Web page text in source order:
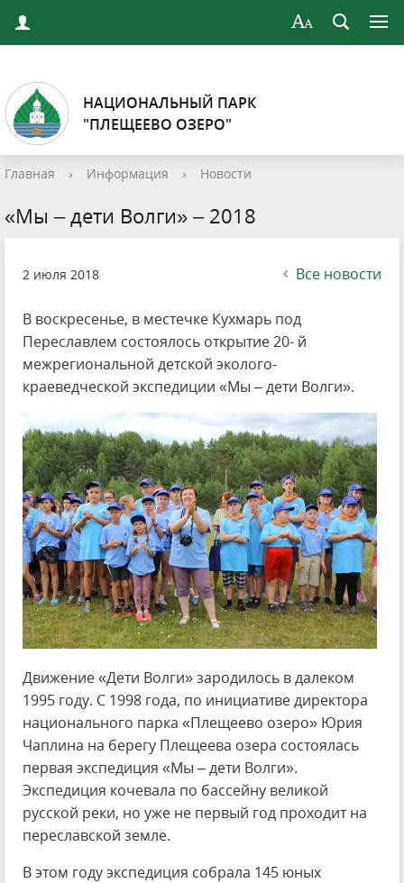
НАЦИОНАЛЬНЫЙ ПАРК
"ПЛЕЩЕЕВО ОЗЕРО"
Главная › Информация › Новости
«Мы – дети Волги» – 2018
2 июля 2018 Все новости
В воскресенье, в местечке Кухмарь под
Переславлем состоялось открытие 20- й
межрегиональной детской эколого-
краеведческой экспедиции «Мы – дети Волги».
Движение «Дети Волги» зародилось в далеком
1995 году. С 1998 года, по инициативе директора
национального парка «Плещеево озеро» Юрия
Чаплина на берегу Плещеева озера состоялась
первая экспедиция «Мы – дети Волги».
Экспедиция кочевала по бассейну великой
русской реки, но уже не первый год проходит на
переславской земле.
В этом году экспедиция собрала 145 юных